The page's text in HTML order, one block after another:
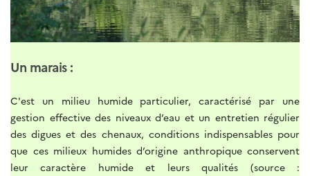
Un marais :
C'est un milieu humide particulier, caractérisé par une
gestion effective des niveaux d’eau et un entretien régulier
des digues et des chenaux, conditions indispensables pour
que ces milieux humides d’origine anthropique conservent
leur caractère humide et leurs qualités (source :